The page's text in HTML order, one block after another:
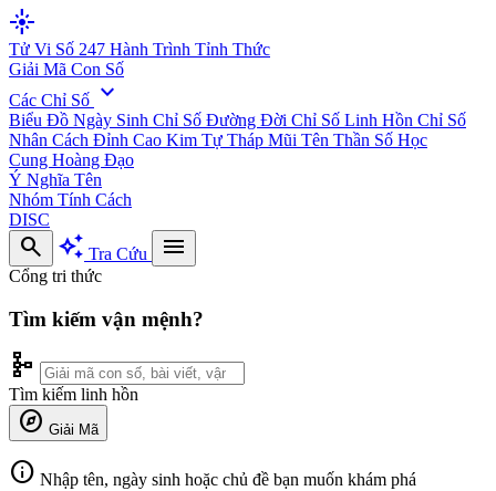
flare
Tử Vi Số 247 Hành Trình Tỉnh Thức
Giải Mã Con Số
Các Chỉ Số expand_more
Biểu Đồ Ngày Sinh Chỉ Số Đường Đời Chỉ Số Linh Hồn Chỉ Số
Nhân Cách Đỉnh Cao Kim Tự Tháp Mũi Tên Thần Số Học
Cung Hoàng Đạo
Ý Nghĩa Tên
Nhóm Tính Cách
DISC
search auto_awesome Tra Cứu menu
Cổng tri thức
Tìm kiếm vận mệnh?
schema
Tìm kiếm linh hồn
explore Giải Mã
info Nhập tên, ngày sinh hoặc chủ đề bạn muốn khám phá